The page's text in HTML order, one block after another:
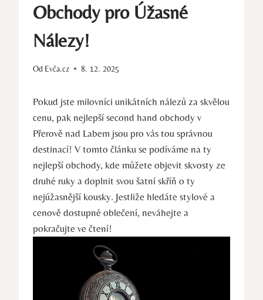
Obchody pro Úžasné
Nálezy!
Od Evča.cz 8. 12. 2025
Pokud jste milovníci unikátních nálezů za skvělou
cenu, pak nejlepší second hand obchody v
Přerově nad Labem jsou pro vás tou správnou
destinací! V tomto článku se podíváme na ty
nejlepší obchody, kde můžete objevit skvosty ze
druhé ruky a doplnit svou šatní skříň o ty
nejúžasnější kousky. Jestliže hledáte stylové a
cenově dostupné oblečení, neváhejte a
pokračujte ve čtení!